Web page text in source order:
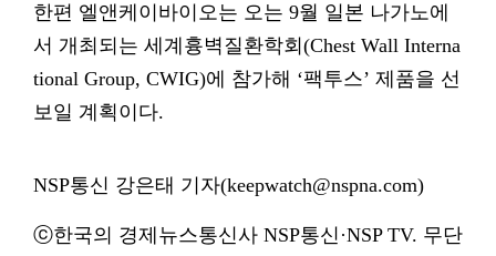
한편 엘앤케이바이오는 오는 9월 일본 나가노에
서 개최되는 세계흉벽질환학회(Chest Wall Interna
tional Group, CWIG)에 참가해 ‘팩투스’ 제품을 선
보일 계획이다.
NSP통신 강은태 기자(keepwatch@nspna.com)
ⓒ한국의 경제뉴스통신사 NSP통신·NSP TV. 무단